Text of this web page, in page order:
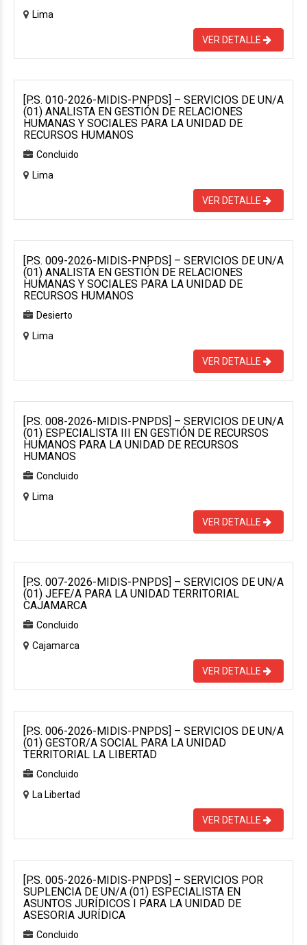
Lima
VER DETALLE
[P.S. 010-2026-MIDIS-PNPDS] – SERVICIOS DE UN/A
(01) ANALISTA EN GESTIÓN DE RELACIONES
HUMANAS Y SOCIALES PARA LA UNIDAD DE
RECURSOS HUMANOS
Concluido
Lima
VER DETALLE
[P.S. 009-2026-MIDIS-PNPDS] – SERVICIOS DE UN/A
(01) ANALISTA EN GESTIÓN DE RELACIONES
HUMANAS Y SOCIALES PARA LA UNIDAD DE
RECURSOS HUMANOS
Desierto
Lima
VER DETALLE
[P.S. 008-2026-MIDIS-PNPDS] – SERVICIOS DE UN/A
(01) ESPECIALISTA III EN GESTIÓN DE RECURSOS
HUMANOS PARA LA UNIDAD DE RECURSOS
HUMANOS
Concluido
Lima
VER DETALLE
[P.S. 007-2026-MIDIS-PNPDS] – SERVICIOS DE UN/A
(01) JEFE/A PARA LA UNIDAD TERRITORIAL
CAJAMARCA
Concluido
Cajamarca
VER DETALLE
[P.S. 006-2026-MIDIS-PNPDS] – SERVICIOS DE UN/A
(01) GESTOR/A SOCIAL PARA LA UNIDAD
TERRITORIAL LA LIBERTAD
Concluido
La Libertad
VER DETALLE
[P.S. 005-2026-MIDIS-PNPDS] – SERVICIOS POR
SUPLENCIA DE UN/A (01) ESPECIALISTA EN
ASUNTOS JURÍDICOS I PARA LA UNIDAD DE
ASESORIA JURÍDICA
Concluido